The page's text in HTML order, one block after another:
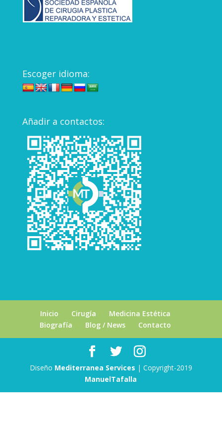
Escoger idioma:
Añadir a contactos:
Inicio Cirugía
Medicina Estética
Biografía
Blog / News Contacto
Diseño Mediterranea Services | Copyright-2019
ManuelTafalla